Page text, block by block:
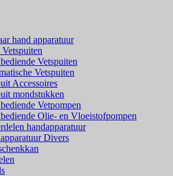
hand apparatuur
Vetspuiten
Vetspuiten
Accessoires
mondstukken
Vetpompen
Olie- en Vloeistofpompen
handapparatuur
Divers